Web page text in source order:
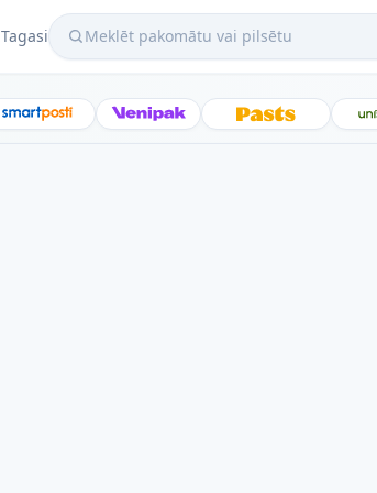
TagasiMeklēt pakomātu vai pilsētu
SmartPosti Venipak Latvijas Pasts